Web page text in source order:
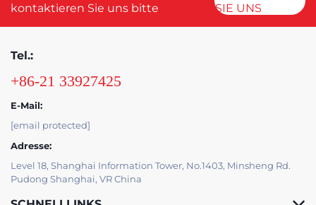
kontaktieren Sie uns bitte
SIE UNS
Tel.:
+86-21 33927425
E-Mail:
[email protected]
Adresse:
Level 18, Shanghai Information Tower, No.1403, Minsheng Rd.
Pudong Shanghai, VR China